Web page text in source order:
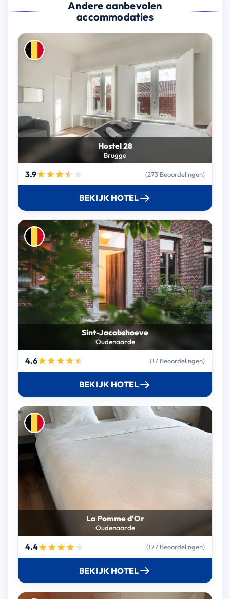
Andere aanbevolen
accommodaties
Hostel 28
Brugge
3.9 (273 Beoordelingen)
BEKIJK HOTEL
Sint-Jacobshoeve
Oudenaarde
4.6 (17 Beoordelingen)
BEKIJK HOTEL
La Pomme d'Or
Oudenaarde
4.4 (177 Beoordelingen)
BEKIJK HOTEL